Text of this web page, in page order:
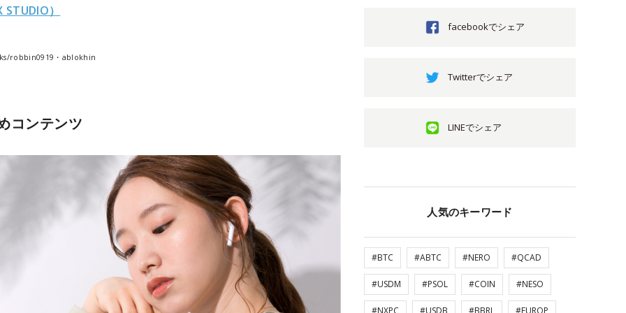
）
robbin0919・ablokhin
コンテンツ
facebookでシェア
Twitterでシェア
LINEでシェア
人気のキーワード
#BTC #ABTC #NERO #QCAD
#USDM #PSOL #COIN #NESO
#NXPC #USDB #BBRL #EUROP